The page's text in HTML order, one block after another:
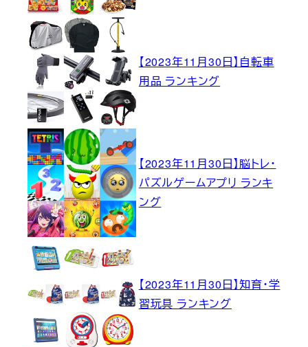
【2023年11月30日】自転車
用品 ランキング
【2023年11月30日】脳トレ・
パズルゲームアプリ ランキ
ング
【2023年11月30日】知育・学
習玩具 ランキング